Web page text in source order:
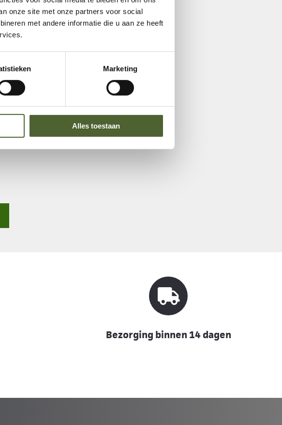
onze site met onze partners voor social
met andere informatie die u aan ze heeft
Marketing
Alles toestaan
Showtuin Etten-Leur
Bezorging binnen 14 dagen